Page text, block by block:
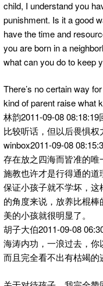
child, I understand you
punishment. Is it a good
have the time and
you are born in a
what can you do to keep
There’s no certain way
kind of parent raise what
林韵2011-09-08
比较听话，但以后畏惧
winbox2011-09-08
存在放之四海而皆准的
施教也许才是行得通的
保证小孩子就不学坏，
的角度来说，放养比棍
美的小孩就很明显了。
胡子大伯2011-09-08
海涛内功，一浪过去，你
而且完全看不出有枯竭的